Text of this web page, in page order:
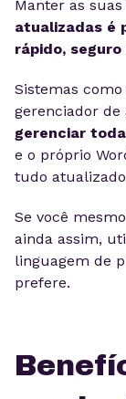
Manter as
atualizadas é
rápido,
Sistemas
gerenciador de
gerenciar
e o próprio
tudo
Se você
ainda assim,
linguagem de
prefere.